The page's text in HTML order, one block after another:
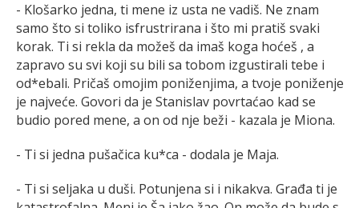
- Klošarko jedna, ti mene iz usta ne vadiš. Ne znam
samo što si toliko isfrustrirana i što mi pratiš svaki
korak. Ti si rekla da možeš da imaš koga hoćeš , a
zapravo su svi koji su bili sa tobom izgustirali tebe i
od*ebali. Pričaš omojim poniženjima, a tvoje poniženje
je najveće. Govori da je Stanislav povrtaćao kad se
budio pored mene, a on od nje beži - kazala je Miona.
- Ti si jedna pušačica ku*ca - dodala je Maja.
- Ti si seljaka u duši. Potunjena si i nikakva. Građa ti je